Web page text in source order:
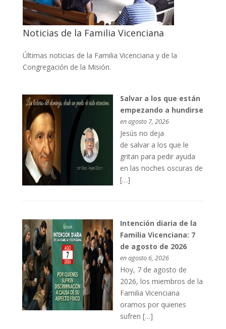
Noticias de la Familia Vicenciana
Últimas noticias de la Familia Vicenciana y de la
Congregación de la Misión.
Salvar a los que están
empezando a hundirse
en agosto 7, 2026
Jesús no deja
de salvar a los que le
gritan para pedir ayuda
en las noches oscuras de
[…]
Intención diaria de la
Familia Vicenciana: 7
de agosto de 2026
en agosto 6, 2026
Hoy, 7 de agosto de
2026, los miembros de la
Familia Vicenciana
oramos por quienes
sufren […]